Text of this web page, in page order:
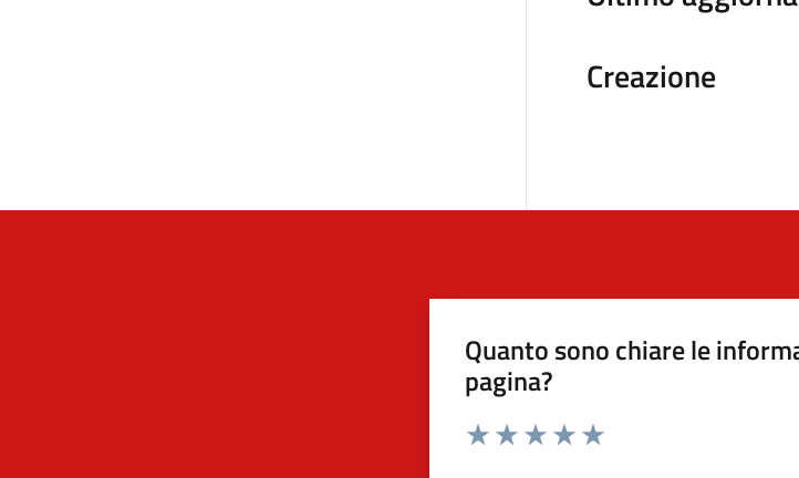
Creazione
Quanto sono chiare le
pagina?
Valuta da 1 a 5 stelle la pagina